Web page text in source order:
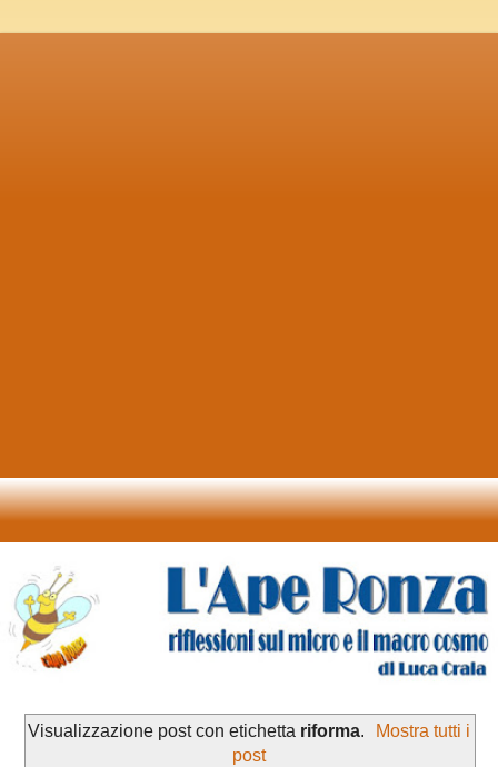
Visualizzazione post con etichetta riforma.
Mostra tutti i
post